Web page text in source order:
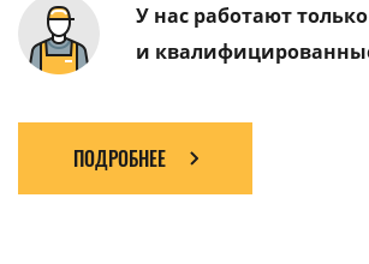
У нас работают
и
ПОДРОБНЕЕ